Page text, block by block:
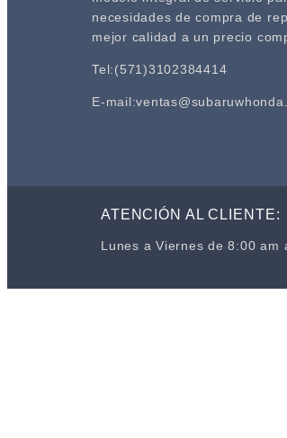
necesidades de compra de
mejor calidad a un precio
Tel:(571)3102384414
E-
ATENCIÓN AL CLIENTE:
Lunes a Viernes de 8:00 am